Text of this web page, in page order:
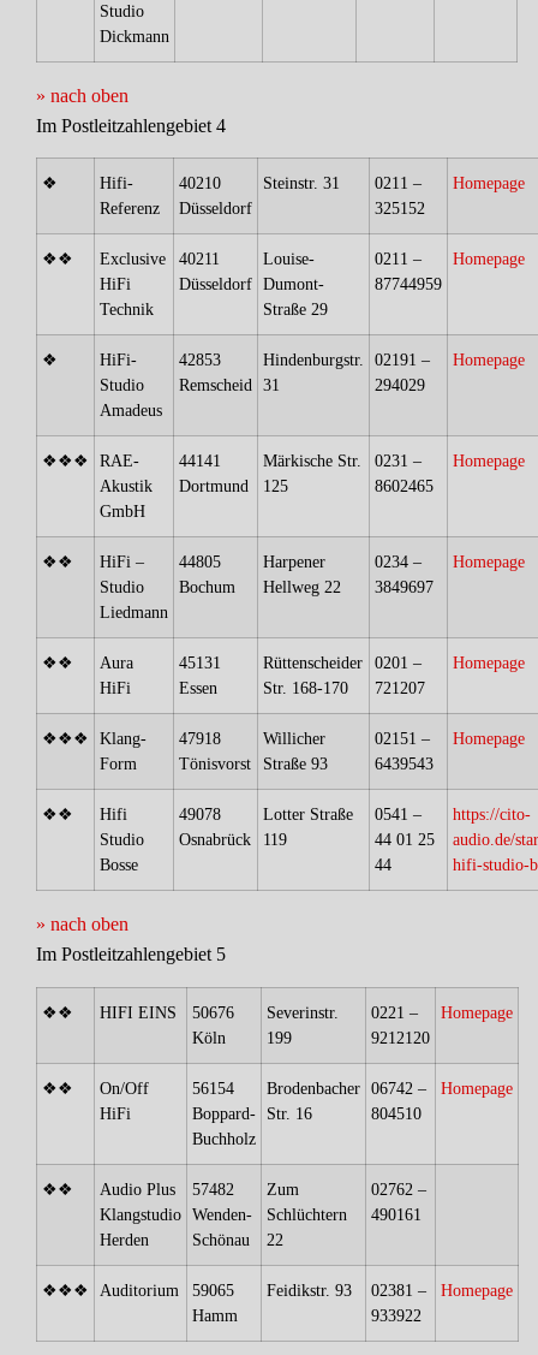
Studio
Dickmann
» nach oben
Im Postleitzahlengebiet 4
❖
Hifi-
Referenz
40210
Düsseldorf
Steinstr. 31
0211 –
325152
Homepage
❖❖
Exclusive
HiFi
Technik
40211
Düsseldorf
Louise-
Dumont-
Straße 29
0211 –
87744959
Homepage
❖
HiFi-
Studio
Amadeus
42853
Remscheid
Hindenburgstr.
31
02191 –
294029
Homepage
❖❖❖
RAE-
Akustik
GmbH
44141
Dortmund
Märkische Str.
125
0231 –
8602465
Homepage
❖❖
HiFi –
Studio
Liedmann
44805
Bochum
Harpener
Hellweg 22
0234 –
3849697
Homepage
❖❖
Aura
HiFi
45131
Essen
Rüttenscheider
Str. 168-170
0201 –
721207
Homepage
❖❖❖
Klang-
Form
47918
Tönisvorst
Willicher
Straße 93
02151 –
6439543
Homepage
❖❖
Hifi
Studio
Bosse
49078
Osnabrück
Lotter Straße
119
0541 –
44 01 25
44
https://cito-
audio.de/
hifi-studio-
» nach oben
Im Postleitzahlengebiet 5
❖❖ HIFI EINS
50676
Köln
Severinstr.
199
0221 –
9212120
Homepage
❖❖
On/Off
HiFi
56154
Boppard-
Buchholz
Brodenbacher
Str. 16
06742 –
804510
Homepage
❖❖
Audio Plus
Klangstudio
Herden
57482
Wenden-
Schönau
Zum
Schlüchtern
22
02762 –
490161
❖❖❖ Auditorium
59065
Hamm
Feidikstr. 93
02381 –
933922
Homepage